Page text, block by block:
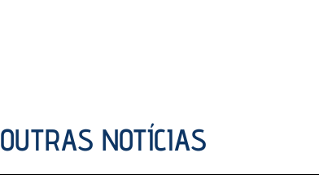
OUTRAS NOTÍCIAS